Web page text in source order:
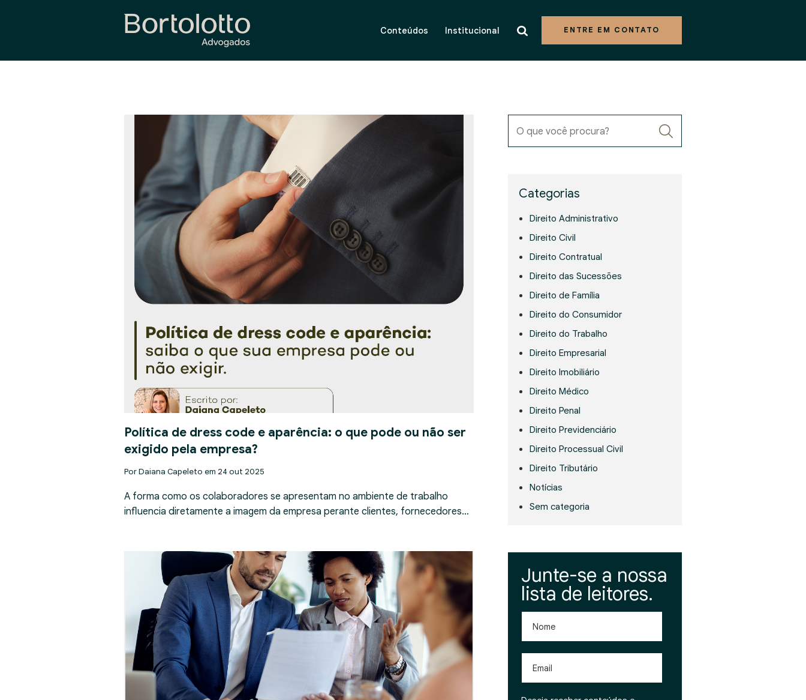
Conteúdos Institucional ENTRE EM CONTATO
Política de dress code e aparência: o que pode ou não ser
exigido pela empresa?
Por Daiana Capeleto em 24 out 2025
A forma como os colaboradores se apresentam no ambiente de trabalho
influencia diretamente a imagem da empresa perante clientes, fornecedores…
Categorias
Direito Administrativo
Direito Civil
Direito Contratual
Direito das Sucessões
Direito de Família
Direito do Consumidor
Direito do Trabalho
Direito Empresarial
Direito Imobiliário
Direito Médico
Direito Penal
Direito Previdenciário
Direito Processual Civil
Direito Tributário
Notícias
Sem categoria
Junte-se a nossa
lista de leitores.